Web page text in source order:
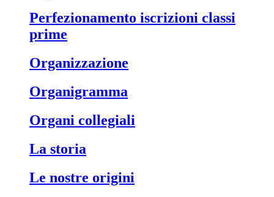
perfezionamento iscrizioni classi
prime
organizzazione
organigramma
organi collegiali
la storia
le nostre origini